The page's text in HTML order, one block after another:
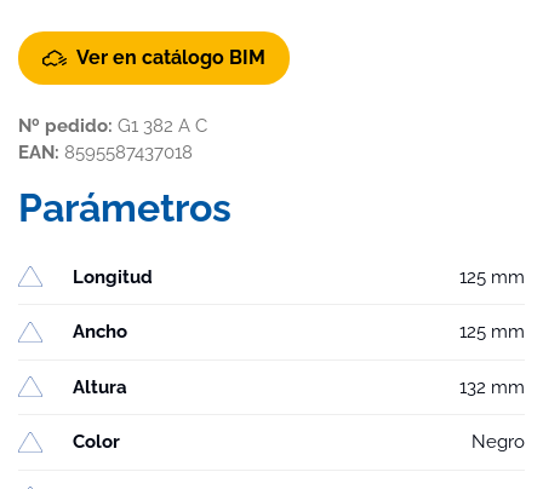
Ver en catálogo BIM
Nº pedido: G1 382 A C
EAN: 8595587437018
Parámetros
Longitud 125 mm
Ancho 125 mm
Altura 132 mm
Color Negro